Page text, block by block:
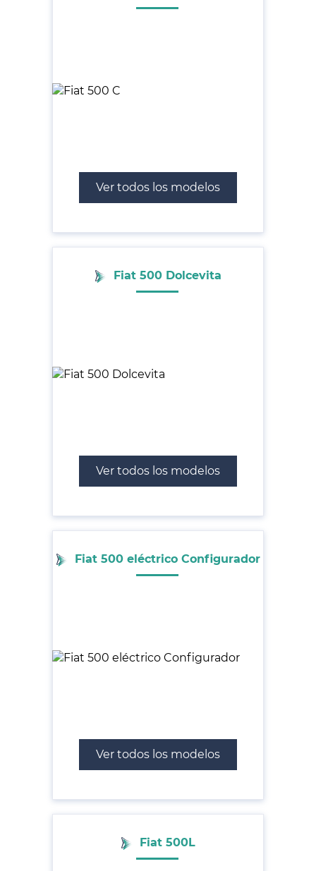
Ver todos los modelos
Fiat 500 Dolcevita
Ver todos los modelos
Fiat 500 eléctrico Configurador
Ver todos los modelos
Fiat 500L